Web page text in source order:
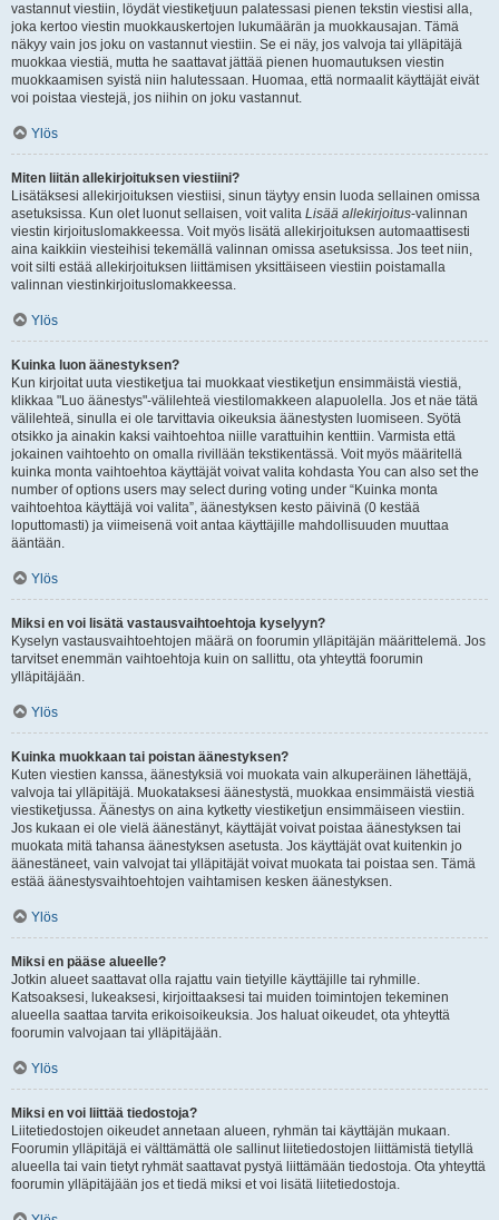
vastannut viestiin, löydät viestiketjuun palatessasi pienen tekstin viestisi alla,
joka kertoo viestin muokkauskertojen lukumäärän ja muokkausajan. Tämä
näkyy vain jos joku on vastannut viestiin. Se ei näy, jos valvoja tai ylläpitäjä
muokkaa viestiä, mutta he saattavat jättää pienen huomautuksen viestin
muokkaamisen syistä niin halutessaan. Huomaa, että normaalit käyttäjät eivät
voi poistaa viestejä, jos niihin on joku vastannut.
Ylös
Miten liitän allekirjoituksen viestiini?
Lisätäksesi allekirjoituksen viestiisi, sinun täytyy ensin luoda sellainen omissa
asetuksissa. Kun olet luonut sellaisen, voit valita Lisää allekirjoitus-valinnan
viestin kirjoituslomakkeessa. Voit myös lisätä allekirjoituksen automaattisesti
aina kaikkiin viesteihisi tekemällä valinnan omissa asetuksissa. Jos teet niin,
voit silti estää allekirjoituksen liittämisen yksittäiseen viestiin poistamalla
valinnan viestinkirjoituslomakkeessa.
Ylös
Kuinka luon äänestyksen?
Kun kirjoitat uuta viestiketjua tai muokkaat viestiketjun ensimmäistä viestiä,
klikkaa "Luo äänestys"-välilehteä viestilomakkeen alapuolella. Jos et näe tätä
välilehteä, sinulla ei ole tarvittavia oikeuksia äänestysten luomiseen. Syötä
otsikko ja ainakin kaksi vaihtoehtoa niille varattuihin kenttiin. Varmista että
jokainen vaihtoehto on omalla rivillään tekstikentässä. Voit myös määritellä
kuinka monta vaihtoehtoa käyttäjät voivat valita kohdasta You can also set the
number of options users may select during voting under “Kuinka monta
vaihtoehtoa käyttäjä voi valita”, äänestyksen kesto päivinä (0 kestää
loputtomasti) ja viimeisenä voit antaa käyttäjille mahdollisuuden muuttaa
ääntään.
Ylös
Miksi en voi lisätä vastausvaihtoehtoja kyselyyn?
Kyselyn vastausvaihtoehtojen määrä on foorumin ylläpitäjän määrittelemä. Jos
tarvitset enemmän vaihtoehtoja kuin on sallittu, ota yhteyttä foorumin
ylläpitäjään.
Ylös
Kuinka muokkaan tai poistan äänestyksen?
Kuten viestien kanssa, äänestyksiä voi muokata vain alkuperäinen lähettäjä,
valvoja tai ylläpitäjä. Muokataksesi äänestystä, muokkaa ensimmäistä viestiä
viestiketjussa. Äänestys on aina kytketty viestiketjun ensimmäiseen viestiin.
Jos kukaan ei ole vielä äänestänyt, käyttäjät voivat poistaa äänestyksen tai
muokata mitä tahansa äänestyksen asetusta. Jos käyttäjät ovat kuitenkin jo
äänestäneet, vain valvojat tai ylläpitäjät voivat muokata tai poistaa sen. Tämä
estää äänestysvaihtoehtojen vaihtamisen kesken äänestyksen.
Ylös
Miksi en pääse alueelle?
Jotkin alueet saattavat olla rajattu vain tietyille käyttäjille tai ryhmille.
Katsoaksesi, lukeaksesi, kirjoittaaksesi tai muiden toimintojen tekeminen
alueella saattaa tarvita erikoisoikeuksia. Jos haluat oikeudet, ota yhteyttä
foorumin valvojaan tai ylläpitäjään.
Ylös
Miksi en voi liittää tiedostoja?
Liitetiedostojen oikeudet annetaan alueen, ryhmän tai käyttäjän mukaan.
Foorumin ylläpitäjä ei välttämättä ole sallinut liitetiedostojen liittämistä tietyllä
alueella tai vain tietyt ryhmät saattavat pystyä liittämään tiedostoja. Ota yhteyttä
foorumin ylläpitäjään jos et tiedä miksi et voi lisätä liitetiedostoja.